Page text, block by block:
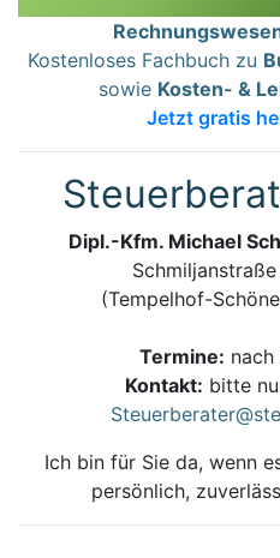
Kostenloses Fachbuch zu
sowie Kosten- &
Jetzt gratis
Dipl.-Kfm. Michael
Schmiljanstraße
(Tempelhof-
Termine: nach
Kontakt: bitte
Ich bin für Sie da, wenn
persönlich,